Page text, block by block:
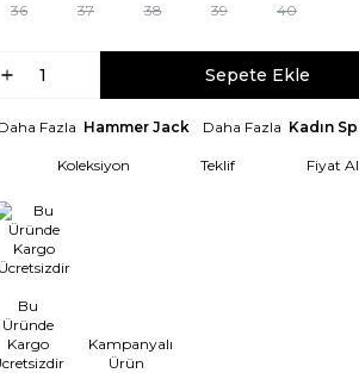
36 37 38 39 40
Sepete Ekle
Daha Fazla Hammer Jack Daha Fazla Kadın
Koleksiyon Teklif Fiyat
Bu
Üründe
Kargo
Kampanyalı
Ürün